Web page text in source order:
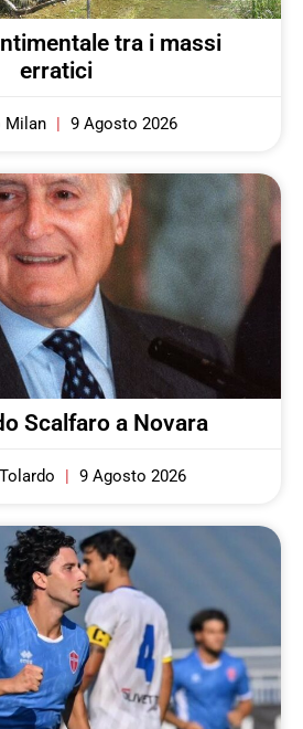
tra i massi
erratici
Milan 9 Agosto 2026
Scalfaro a Novara
9 Agosto 2026